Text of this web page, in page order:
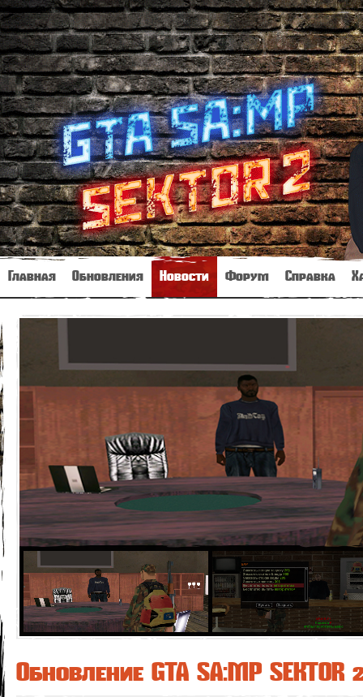
Главная Обновления Новости Форум Справка
Обновление GTA SA:MP